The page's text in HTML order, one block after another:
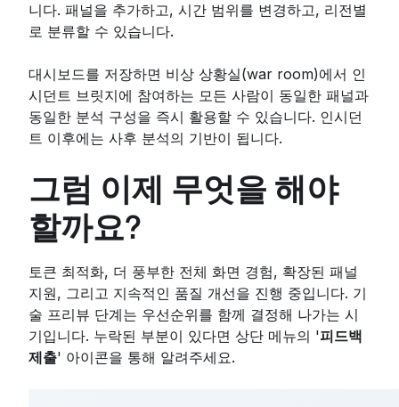
니다. 패널을 추가하고, 시간 범위를 변경하고, 리전별
로 분류할 수 있습니다.
대시보드를 저장하면 비상 상황실(war room)에서 인
시던트 브릿지에 참여하는 모든 사람이 동일한 패널과
동일한 분석 구성을 즉시 활용할 수 있습니다. 인시던
트 이후에는 사후 분석의 기반이 됩니다.
그럼 이제 무엇을 해야
할까요?
토큰 최적화, 더 풍부한 전체 화면 경험, 확장된 패널
지원, 그리고 지속적인 품질 개선을 진행 중입니다. 기
술 프리뷰 단계는 우선순위를 함께 결정해 나가는 시
기입니다. 누락된 부분이 있다면 상단 메뉴의 '피드백
제출' 아이콘을 통해 알려주세요.